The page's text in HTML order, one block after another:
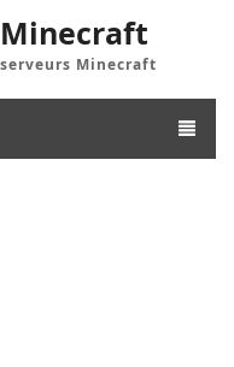
Minecraft